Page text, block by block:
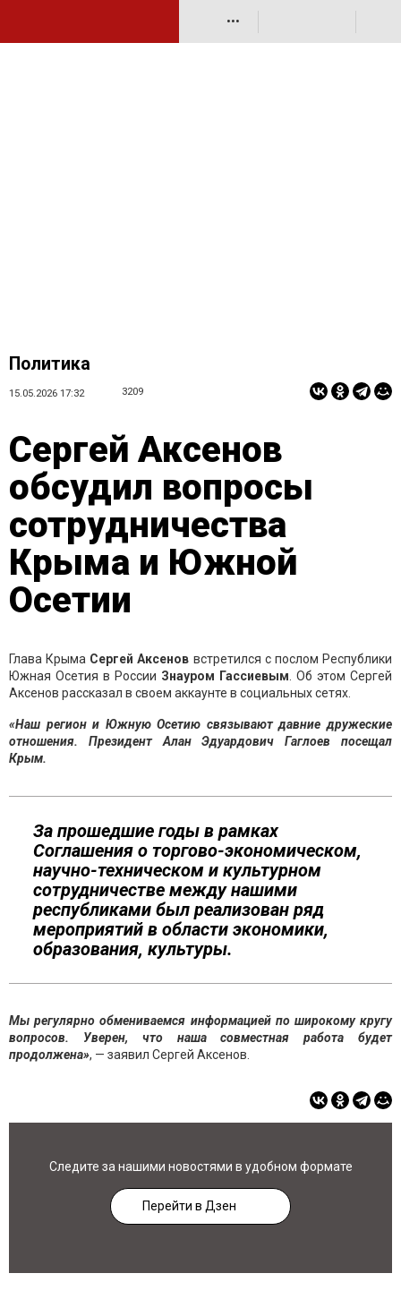
•••
Политика
15.05.2026 17:32 3209
Сергей Аксенов
обсудил вопросы
сотрудничества
Крыма и Южной
Осетии
Глава Крыма Сергей Аксенов встретился с послом Республики
Южная Осетия в России Знауром Гассиевым . Об этом Сергей
Аксенов рассказал в своем аккаунте в социальных сетях.
«Наш регион и Южную Осетию связывают давние дружеские
отношения. Президент Алан Эдуардович Гаглоев посещал
Крым.
За прошедшие годы в рамках
Соглашения о торгово-экономическом,
научно-техническом и культурном
сотрудничестве между нашими
республиками был реализован ряд
мероприятий в области экономики,
образования, культуры.
Мы регулярно обмениваемся информацией по широкому кругу
вопросов. Уверен, что наша совместная работа будет
продолжена», — заявил Сергей Аксенов.
Следите за нашими новостями в удобном формате
Перейти в Дзен